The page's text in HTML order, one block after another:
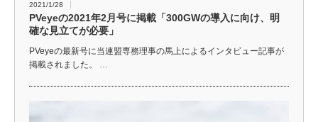
2021/1/28
PVeyeの2021年2月号に掲載「300GWの導入に向け、明
確な見立てが必要」
PVeyeの最新号に当連盟専務理事の馬上によるインタビュー記事が
掲載されました。 …